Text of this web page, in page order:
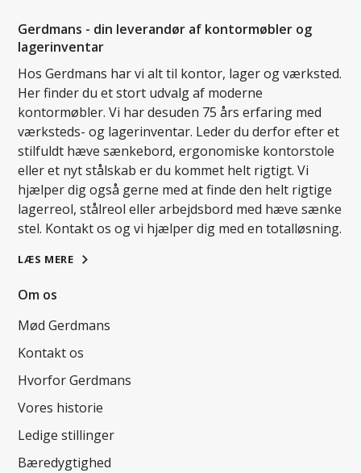
Gerdmans - din leverandør af kontormøbler og
lagerinventar
Hos Gerdmans har vi alt til kontor, lager og værksted.
Her finder du et stort udvalg af moderne
kontormøbler. Vi har desuden 75 års erfaring med
værksteds- og lagerinventar. Leder du derfor efter et
stilfuldt hæve sænkebord, ergonomiske kontorstole
eller et nyt stålskab er du kommet helt rigtigt. Vi
hjælper dig også gerne med at finde den helt rigtige
lagerreol, stålreol eller arbejdsbord med hæve sænke
stel. Kontakt os og vi hjælper dig med en totalløsning.
LÆS MERE
Om os
Mød Gerdmans
Kontakt os
Hvorfor Gerdmans
Vores historie
Ledige stillinger
Bæredygtighed